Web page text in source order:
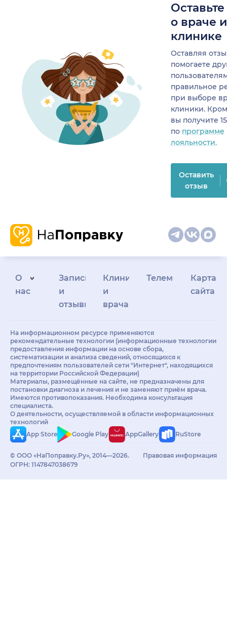
о враче
клинике
Оставляя
помогаете
правильное
при выборе
клиники.
вы получите
по программе
лояльности.
Оставить
отзыв
О
нас
Запись
и
отзывы
Клиникам
и
врачам
Телемедицина
Карта
сайта
На информационном ресурсе применяются
рекомендательные технологии (информационные технологии
предоставления информации на основе сбора,
систематизации и анализа сведений, относящихся к
предпочтениям пользователей сети "Интернет", находящихся
на территории Российской Федерации)
Материалы, размещённые на сайте, не предназначены для
постановки диагноза и лечения и не заменяют приём врача.
Имеются противопоказания. Необходима консультация
специалиста.
О деятельности, осуществляемой в области информационных
технологий
App Store
Google Play AppGallery RuStore
© ООО «НаПоправку.Ру», 2014—2026.
ОГРН: 1147847038679
Правовая информация